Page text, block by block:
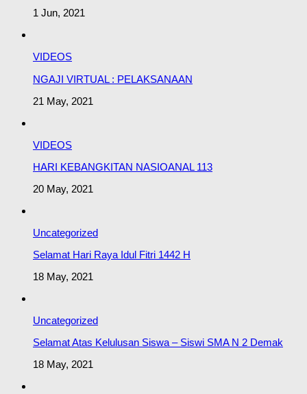
1 Jun, 2021
VIDEOS
NGAJI VIRTUAL : PELAKSANAAN
21 May, 2021
VIDEOS
HARI KEBANGKITAN NASIOANAL 113
20 May, 2021
Uncategorized
Selamat Hari Raya Idul Fitri 1442 H
18 May, 2021
Uncategorized
Selamat Atas Kelulusan Siswa – Siswi SMA N 2 Demak
18 May, 2021